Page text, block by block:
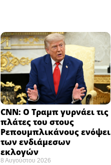
CNN: Ο Τραμπ γυρνάει τις
πλάτες του στους
Ρεπουμπλικάνους ενόψει
των ενδιάμεσων
εκλογών ​
8 Αυγούστου 2026